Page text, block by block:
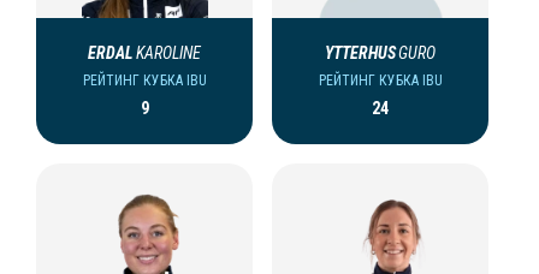
ERDALKAROLINE
РЕЙТИНГ КУБКА IBU
9
YTTERHUSGURO
РЕЙТИНГ КУБКА IBU
24